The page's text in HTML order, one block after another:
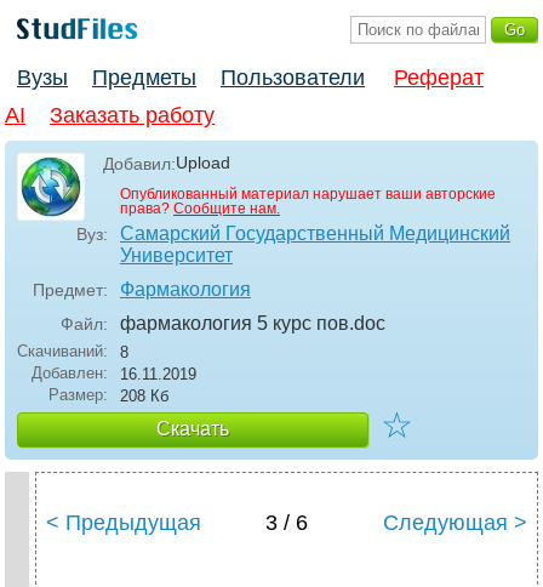
Вузы Предметы Пользователи
Реферат
AI
Заказать работу
Добавил:Upload
Опубликованный материал нарушает ваши авторские
права? Сообщите нам.
Вуз:
Самарский Государственный Медицинский
Университет
Предмет: Фармакология
Файл: фармакология 5 курс пов.doc
Скачиваний:
8
Добавлен:
16.11.2019
Размер:
208 Кб
Скачать ☆
< Предыдущая 3 / 6 Следующая >